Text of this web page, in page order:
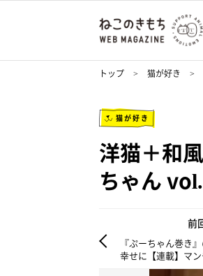
トップ 猫が好き
猫が好き
洋猫＋和
ちゃん
前
『ぷーちゃん巻き
幸せに【連載】マ
vol.130